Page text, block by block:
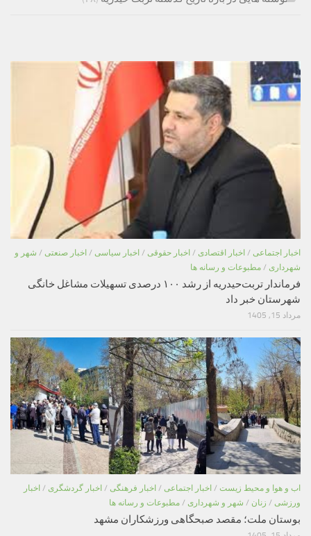
اخبار اجتماعی / اخبار اقتصادی / اخبار حقوقی / اخبار سیاسی / اخبار صنعتی / شهر و
شهرداری / مطبوعات و رسانه ها
فرماندار تربت‌حیدریه از رشد ۱۰۰ درصدی تسهیلات مشاغل خانگی
شهرستان خبر داد
مرداد 15, 1405
اب و هوا و محیط زیست / اخبار اجتماعی / اخبار فرهنگی / اخبار گردشگری / اخبار
ورزشی / زنان / شهر و شهرداری / مطبوعات و رسانه ها
بوستان ملت؛ مقصد صبحگاهی ورزشکاران مشهد